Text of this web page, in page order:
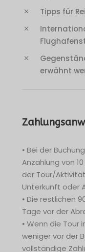
Tipps für
erwähnt
• Bei der
Anzahlung von
der Tour/
Unterkunft oder
• Die restlichen
Tage vor der
• Wenn die Tour
weniger vor der
vollständige